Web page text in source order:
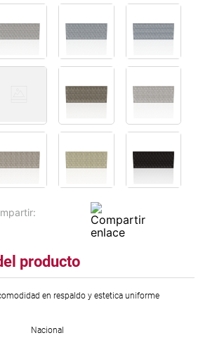
producto
en respaldo y estetica uniforme
Nacional